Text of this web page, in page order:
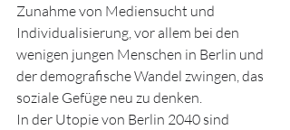
Zunahme von Mediensucht und
Individualisierung, vor allem bei den
wenigen jungen Menschen in Berlin und
der demografische Wandel zwingen, das
soziale Gefüge neu zu denken.
In der Utopie von Berlin 2040 sind